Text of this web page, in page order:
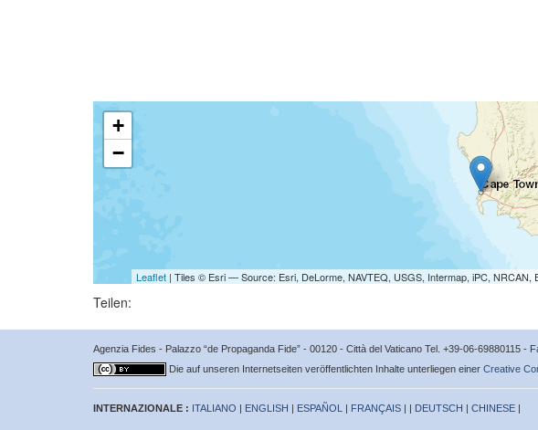
+
−
Leaflet| Tiles © Esri — Source: Esri, DeLorme, NAVTEQ, USGS, Intermap, iPC, NRCAN,
Teilen:
Agenzia Fides - Palazzo “de Propaganda Fide” - 00120 - Città del Vaticano Tel. +39-06-69880115 -
Die auf unseren Internetseiten veröffentlichten Inhalte unterliegen einer Creative
INTERNAZIONALE : ITALIANO | ENGLISH | ESPAÑOL | FRANÇAIS | | DEUTSCH | CHINESE |